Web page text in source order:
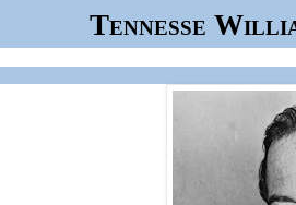
Tennesse